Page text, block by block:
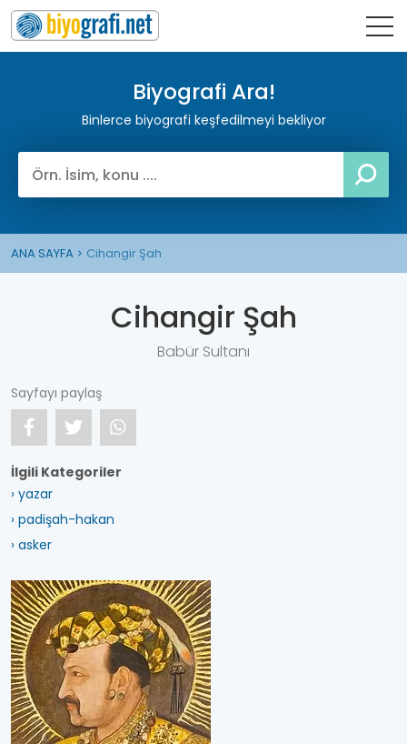
Biyografi Ara!
Binlerce biyografi keşfedilmeyi bekliyor
ANA SAYFA Cihangir Şah
Cihangir Şah
Babür Sultanı
Sayfayı paylaş
İlgili Kategoriler
› yazar
› padişah-hakan
› asker